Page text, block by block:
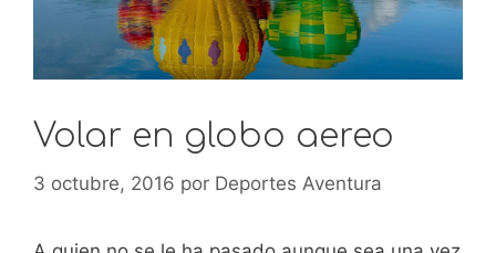
Volar en globo aereo
3 octubre, 2016 por Deportes Aventura